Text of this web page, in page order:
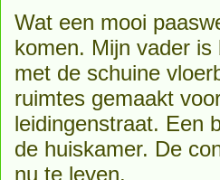
Wat een mooi
komen. Mijn vader
met de schuine
ruimtes gemaakt
leidingenstraat. Een
de huiskamer. De
nu te leven.